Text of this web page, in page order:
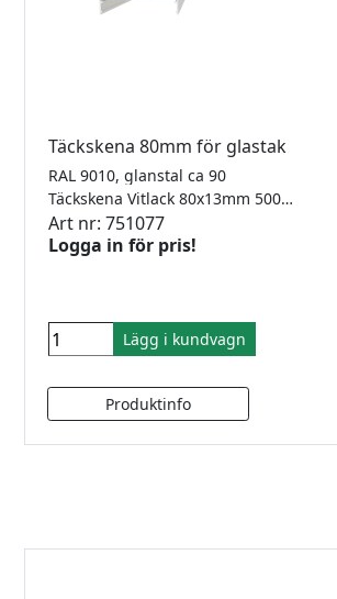
Täckskena 80mm för glastak
RAL 9010, glanstal ca 90
Täckskena Vitlack 80x13mm 5000mm
Art nr: 751077
Logga in för pris!
Lägg i kundvagn